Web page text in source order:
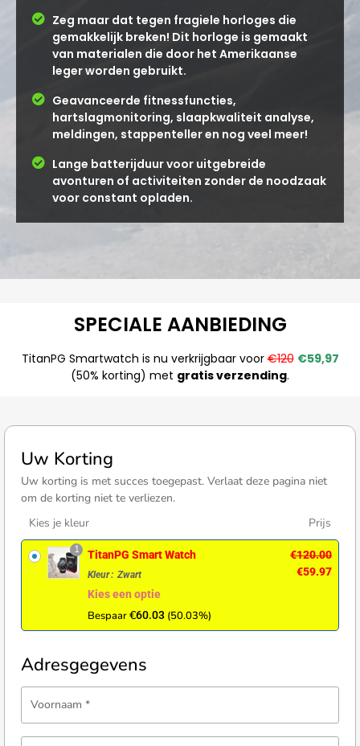
Zeg maar dat tegen fragiele horloges die
gemakkelijk breken! Dit horloge is gemaakt
van materialen die door het Amerikaanse
leger worden gebruikt.
Geavanceerde fitnessfuncties,
hartslagmonitoring, slaapkwaliteit analyse,
meldingen, stappenteller en nog veel meer!
Lange batterijduur voor uitgebreide
avonturen of activiteiten zonder de noodzaak
voor constant opladen.
SPECIALE AANBIEDING
TitanPG Smartwatch is nu verkrijgbaar voor€120 €59,97
(50% korting) met gratis verzending.
Uw Korting
Uw korting is met succes toegepast. Verlaat deze pagina niet
om de korting niet te verliezen.
Kies je kleur
Prijs
1 TitanPG Smart Watch
Kleur: Zwart
Kies een optie
Bespaar€60.03 (50.03%)
€120.00
€59.97
Adresgegevens
Voornaam *